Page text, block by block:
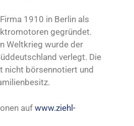
1910 in Berlin als
gegründet.
Weltkrieg wurde der
verlegt. Die
nicht börsennotiert und
aufwww.ziehl-